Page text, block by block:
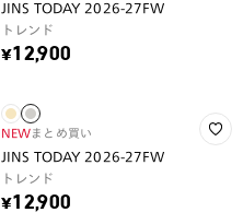
JINS TODAY 2026-27FW
トレンド
¥12,900
NEWまとめ買い
JINS TODAY 2026-27FW
トレンド
¥12,900